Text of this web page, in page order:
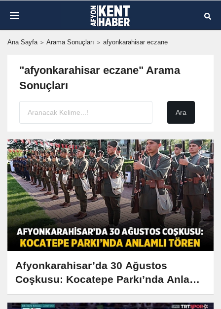
Ana Sayfa Arama Sonuçları afyonkarahisar eczane
"afyonkarahisar eczane" Arama
Sonuçları
Afyonkarahisar’da 30 Ağustos
Coşkusu: Kocatepe Parkı’nda Anlamlı
Tören